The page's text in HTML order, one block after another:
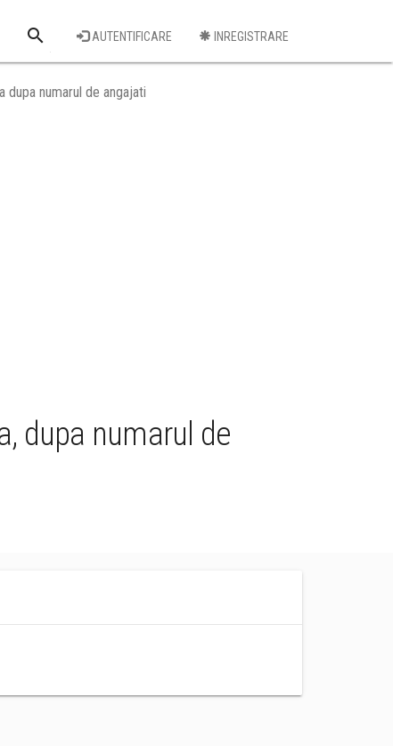
search
Cauta o firma
AUTENTIFICARE INREGISTRARE
numarul de angajati
dupa numarul de